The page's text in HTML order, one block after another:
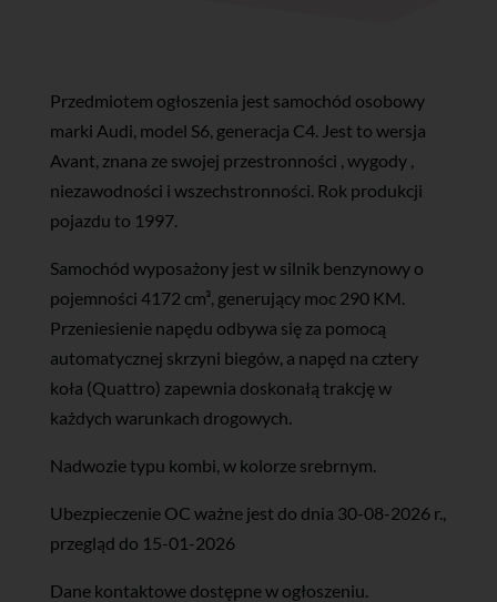
Przedmiotem ogłoszenia jest samochód osobowy
marki Audi, model S6, generacja C4. Jest to wersja
Avant, znana ze swojej przestronności , wygody ,
niezawodności i wszechstronności. Rok produkcji
pojazdu to 1997.
Samochód wyposażony jest w silnik benzynowy o
pojemności 4172 cm³, generujący moc 290 KM.
Przeniesienie napędu odbywa się za pomocą
automatycznej skrzyni biegów, a napęd na cztery
koła (Quattro) zapewnia doskonałą trakcję w
każdych warunkach drogowych.
Nadwozie typu kombi, w kolorze srebrnym.
Ubezpieczenie OC ważne jest do dnia 30-08-2026 r.,
przegląd do 15-01-2026
Dane kontaktowe dostępne w ogłoszeniu.